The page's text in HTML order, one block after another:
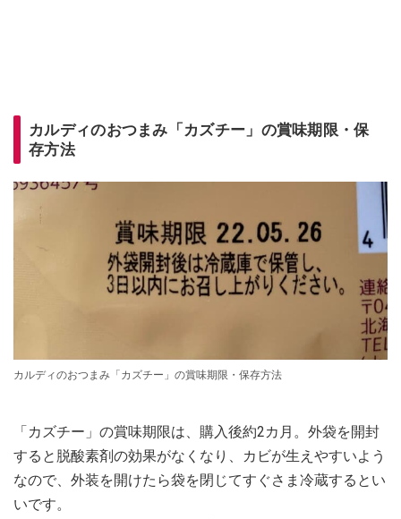
カルディのおつまみ「カズチー」の賞味期限・保
存方法
カルディのおつまみ「カズチー」の賞味期限・保存方法
「カズチー」の賞味期限は、購入後約2カ月。外袋を開封
すると脱酸素剤の効果がなくなり、カビが生えやすいよう
なので、外装を開けたら袋を閉じてすぐさま冷蔵するとい
いです。